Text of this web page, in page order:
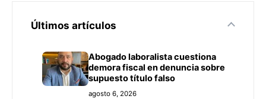
Últimos artículos
Abogado laboralista cuestiona
demora fiscal en denuncia sobre
supuesto título falso
agosto 6, 2026